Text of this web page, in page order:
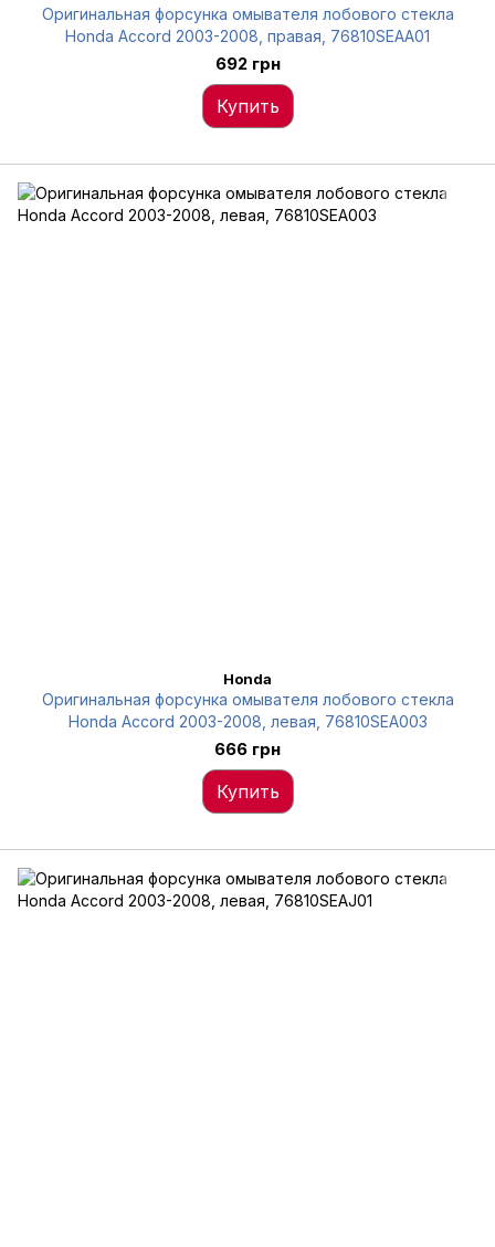
Оригинальная форсунка омывателя лобового стекла
Honda Accord 2003-2008, правая, 76810SEAA01
692 грн
Купить
Honda
Оригинальная форсунка омывателя лобового стекла
Honda Accord 2003-2008, левая, 76810SEA003
666 грн
Купить